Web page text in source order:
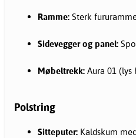
Ramme: Sterk
Sidevegger og panel:
Møbeltrekk: Aura 01 (lys
Polstring
Sitteputer: Kaldskum